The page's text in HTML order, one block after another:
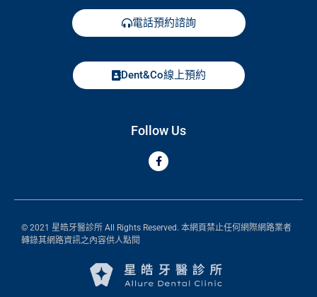
電話預約諮詢
Dent&Co線上預約
Follow Us
© 2021 星皓牙醫診所 All Rights Reserved. 本網頁禁止任何網際網路業者
轉錄其網路資訊之內容供人點閱